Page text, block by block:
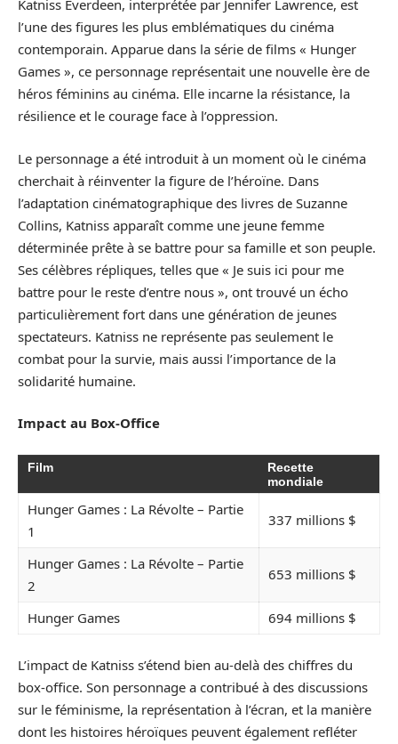
Katniss Everdeen, interprétée par Jennifer Lawrence, est
l’une des figures les plus emblématiques du cinéma
contemporain. Apparue dans la série de films « Hunger
Games », ce personnage représentait une nouvelle ère de
héros féminins au cinéma. Elle incarne la résistance, la
résilience et le courage face à l’oppression.
Le personnage a été introduit à un moment où le cinéma
cherchait à réinventer la figure de l’héroïne. Dans
l’adaptation cinématographique des livres de Suzanne
Collins, Katniss apparaît comme une jeune femme
déterminée prête à se battre pour sa famille et son peuple.
Ses célèbres répliques, telles que « Je suis ici pour me
battre pour le reste d’entre nous », ont trouvé un écho
particulièrement fort dans une génération de jeunes
spectateurs. Katniss ne représente pas seulement le
combat pour la survie, mais aussi l’importance de la
solidarité humaine.
Impact au Box-Office
Film
Recette
mondiale
Hunger Games : La Révolte – Partie
1
337 millions $
Hunger Games : La Révolte – Partie
2
653 millions $
Hunger Games 694 millions $
L’impact de Katniss s’étend bien au-delà des chiffres du
box-office. Son personnage a contribué à des discussions
sur le féminisme, la représentation à l’écran, et la manière
dont les histoires héroïques peuvent également refléter